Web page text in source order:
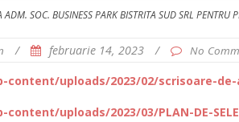
ADM. SOC. BUSINESS PARK BISTRITA SUD SRL
/ februarie 14, 2023 / No
uploads/2023/02/scrisoare-
uploads/2023/03/PLAN-DE-